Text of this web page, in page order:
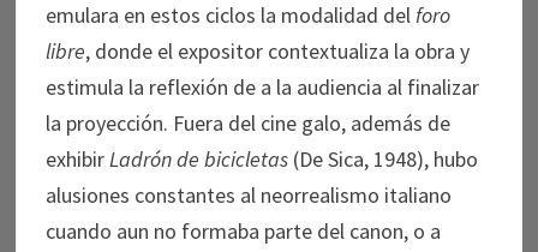
emulara en estos ciclos la modalidad del foro
libre, donde el expositor contextualiza la obra y
estimula la reflexión de a la audiencia al finalizar
la proyección. Fuera del cine galo, además de
exhibirLadrón de bicicletas (De Sica, 1948), hubo
alusiones constantes al neorrealismo italiano
cuando aun no formaba parte del canon, o a